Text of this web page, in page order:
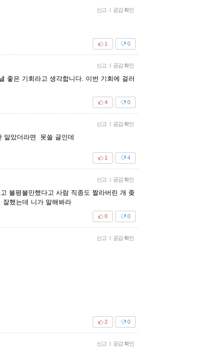
신고 | 공감 확인
0
1
신고 | 공감 확인
좋은 기회라고 생각합니다. 이번 기회에 걸러
0
4
신고 | 공감 확인
알았더라면 못쓸 글인데
4
1
신고 | 공감 확인
불평불만했다고 사람 직종도 짤라버린 개 좆
했는데 니가 말해봐라
0
0
신고 | 공감 확인
0
2
신고 | 공감 확인